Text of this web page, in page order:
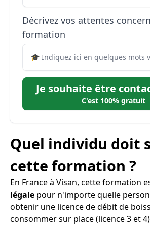
Décrivez vos attentes
formation
Je souhaite être
C'est 100% gratuit
Quel individu doit
cette formation ?
En France à Visan, cette formation
légale pour n'importe quelle
obtenir une licence de débit de
consommer sur place (licence 3 et